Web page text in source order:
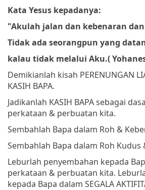
Kata Yesus kepadanya:
"Akulah jalan dan kebenaran
Tidak ada seorangpun yang
kalau tidak melalui Aku.(
Demikianlah kisah PERENUNGAN
KASIH BAPA.
Jadikanlah KASIH BAPA sebagai
perkataan & perbuatan kita.
Sembahlah Bapa dalam Roh &
Sembahlah Bapa dalam Roh Kudus
Leburlah penyembahan kepada
perkataan & perbuatan kita.
kepada Bapa dalam SEGALA